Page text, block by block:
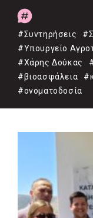
#Συντηρήσεις
#Υπουργείο
#Χάρης Δούκας
#βιοασφάλεια
#ονοματοδοσία